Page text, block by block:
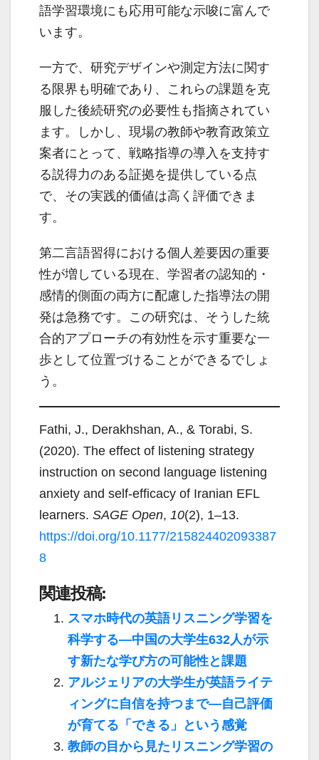
語学習環境にも応用可能な示唆に富んで
います。
一方で、研究デザインや測定方法に関す
る限界も明確であり、これらの課題を克
服した後続研究の必要性も指摘されてい
ます。しかし、現場の教師や教育政策立
案者にとって、戦略指導の導入を支持す
る説得力のある証拠を提供している点
で、その実践的価値は高く評価できま
す。
第二言語習得における個人差要因の重要
性が増している現在、学習者の認知的・
感情的側面の両方に配慮した指導法の開
発は急務です。この研究は、そうした統
合的アプローチの有効性を示す重要な一
歩として位置づけることができるでしょ
う。
Fathi, J., Derakhshan, A., & Torabi, S.
(2020). The effect of listening strategy
instruction on second language listening
anxiety and self-efficacy of Iranian EFL
learners. SAGE Open, 10(2), 1–13.
https://doi.org/10.1177/215824402093387
8
関連投稿:
スマホ時代の英語リスニング学習を
科学する―中国の大学生632人が示
す新たな学び方の可能性と課題
アルジェリアの大学生が英語ライテ
ィングに自信を持つまで―自己評価
が育てる「できる」という感覚
教師の目から見たリスニング学習の